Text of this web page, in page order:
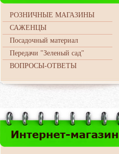
РОЗНИЧНЫЕ МАГАЗИНЫ
САЖЕНЦЫ
Посадочный материал
Передачи "Зеленый сад"
ВОПРОСЫ-ОТВЕТЫ